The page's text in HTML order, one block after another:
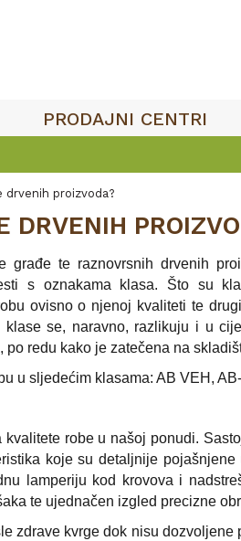
PRODAJNI CENTRI
drvenih proizvoda?
DRVENIH
građe te raznovrsnih drvenih
s oznakama klasa. Što su
ovisno o njenoj kvaliteti te
klase se, naravno, razlikuju i u
po redu kako je zatečena na
u sljedećim klasama: AB VEH,
robe u našoj ponudi.
koje su detaljnije
lamperiju kod krovova i
te ujednačen izgled precizne
zdrave kvrge dok nisu